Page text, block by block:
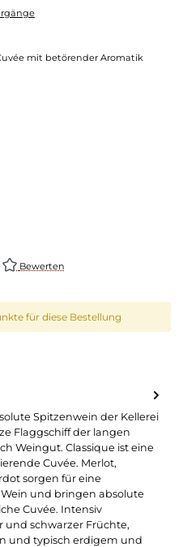
mit betörender Aromatik
Bewerten
für diese Bestellung
Spitzenwein der Kellerei
Flaggschiff der langen
Weingut. Classique ist eine
Cuvée. Merlot,
sorgen für eine
und bringen absolute
Cuvée. Intensiv
schwarzer Früchte,
und typisch erdigem und